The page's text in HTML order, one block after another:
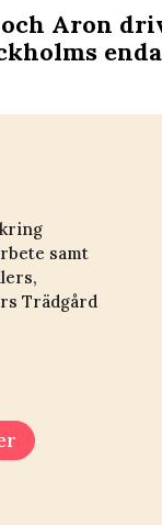
Aron
enda
en
samt
Trädgård